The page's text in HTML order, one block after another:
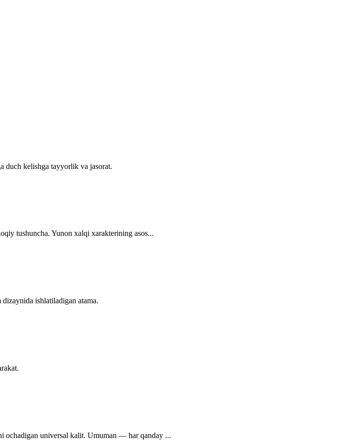
duch kelishga tayyorlik va jasorat.
tushuncha. Yunon xalqi xarakterining asos...
ishlatiladigan atama.
ochadigan universal kalit. Umuman — har qanday ...